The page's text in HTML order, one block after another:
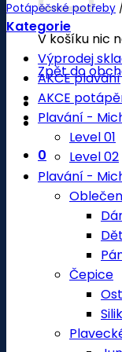
V košíku nic
Zpět do
0
Potápěčské potřeby /
Kategorie
Výprodej
AKCE plavání
AKCE
Plavání -
Level 01
Level 02
Plavání -
Čepice